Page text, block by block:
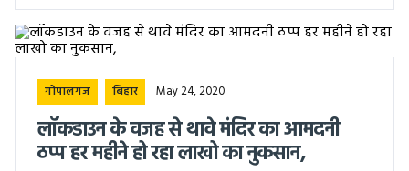
गोपालगंज बिहार May 24, 2020
लॉकडाउन के वजह से थावे मंदिर का आमदनी
ठप्प हर महीने हो रहा लाखो का नुकसान,